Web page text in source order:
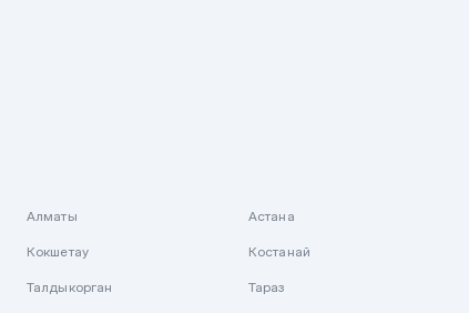
Алматы Астана
Кокшетау Костанай
Талдыкорган Тараз